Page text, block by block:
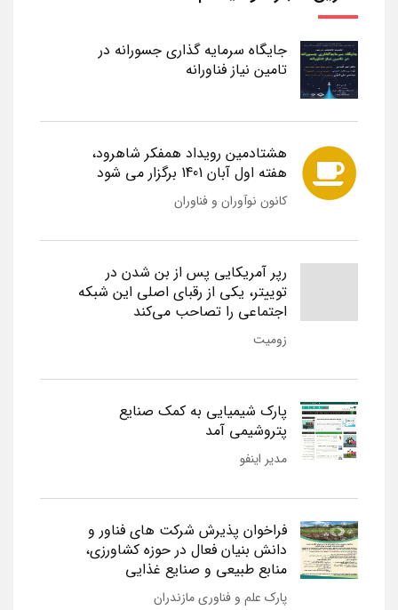
جایگاه سرمایه گذاری جسورانه در
تامین نیاز فناورانه
هشتادمین رویداد همفکر شاهرود،
هفته اول آبان 1401 برگزار می شود
کانون نوآوران و فناوران
رپر آمریکایی پس از بن شدن در
توییتر، یکی از رقبای اصلی این شبکه
اجتماعی را تصاحب می‌کند
زومیت
پارک شیمیایی به کمک صنایع
پتروشیمی آمد
مدیر اینفو
فراخوان پذیرش شرکت های فناور و
دانش بنیان فعال در حوزه کشاورزی،
منابع طبیعی و صنایع غذایی
پارک علم و فناوری مازندران